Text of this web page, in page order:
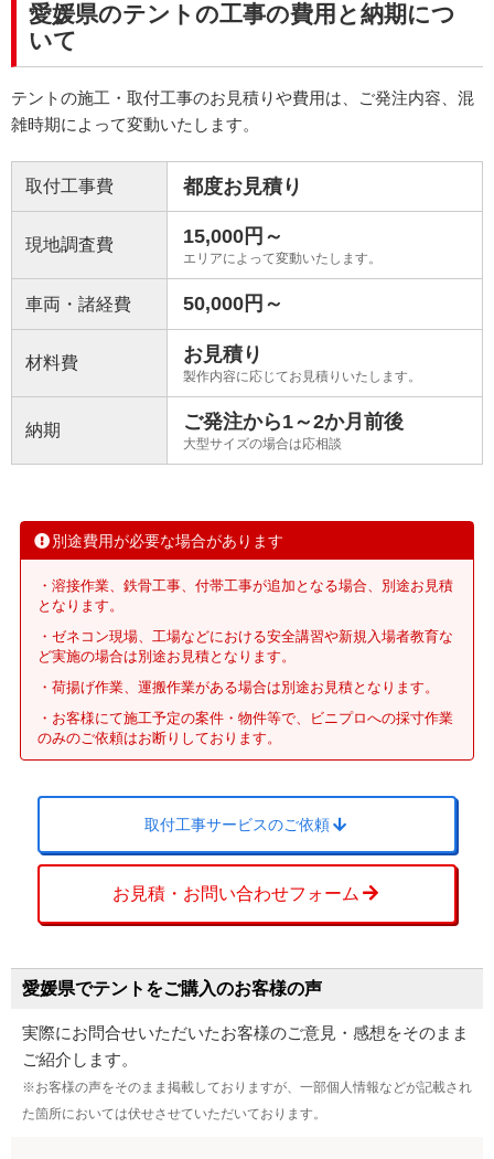
愛媛県のテントの工事の費用と納期につ
いて
テントの施工・取付工事のお見積りや費用は、ご発注内容、混
雑時期によって変動いたします。
取付工事費 都度お見積り
現地調査費 15,000円～
エリアによって変動いたします。
車両・諸経費 50,000円～
材料費 お見積り
製作内容に応じてお見積りいたします。
納期 ご発注から1～2か月前後
大型サイズの場合は応相談
別途費用が必要な場合があります
・溶接作業、鉄骨工事、付帯工事が追加となる場合、別途お見積
となります。
・ゼネコン現場、工場などにおける安全講習や新規入場者教育な
ど実施の場合は別途お見積となります。
・荷揚げ作業、運搬作業がある場合は別途お見積となります。
・お客様にて施工予定の案件・物件等で、ビニプロへの採寸作業
のみのご依頼はお断りしております。
取付工事サービスのご依頼
お見積・お問い合わせフォーム
愛媛県でテントをご購入のお客様の声
実際にお問合せいただいたお客様のご意見・感想をそのまま
ご紹介します。
※お客様の声をそのまま掲載しておりますが、一部個人情報などが記載され
た箇所においては伏せさせていただいております。